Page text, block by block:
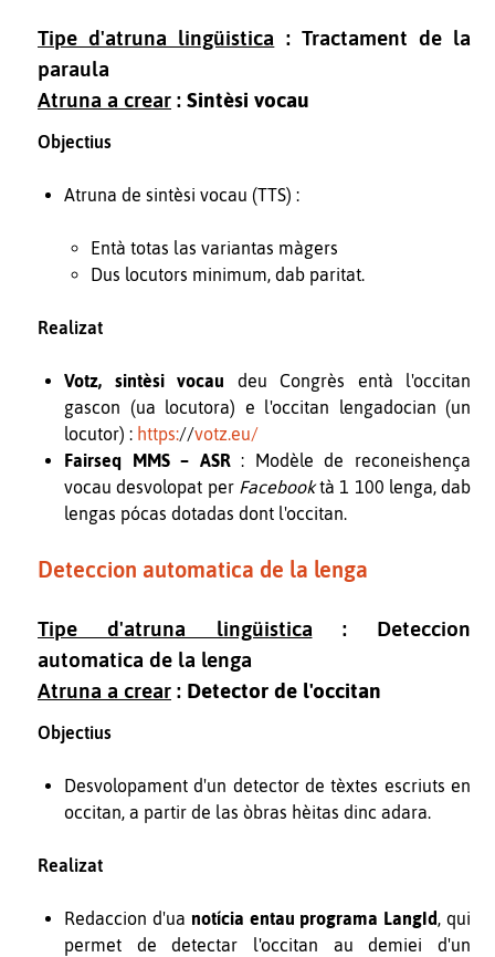
Tipe d'atruna lingüistica : Tractament de la
paraula
Atruna a crear : Sintèsi vocau
Objectius
Atruna de sintèsi vocau (TTS) :
Entà totas las variantas màgers
Dus locutors minimum, dab paritat.
Realizat
Votz, sintèsi vocau
deu Congrès entà l'occitan
gascon (ua locutora) e l'occitan lengadocian (un
locutor) : https://votz.eu/
Fairseq MMS – ASR: Modèle de reconeishença
vocau desvolopat per Facebooktà 1 100 lenga, dab
lengas pócas dotadas dont l'occitan.
Deteccion automatica de la lenga
Tipe d'atruna lingüistica : Deteccion
automatica de la lenga
Atruna a crear : Detector de l'occitan
Objectius
Desvolopament d'un detector de tèxtes escriuts en
occitan, a partir de las òbras hèitas dinc adara.
Realizat
Redaccion d'ua notícia entau programa LangId, qui
permet de detectar l'occitan au demiei d'un